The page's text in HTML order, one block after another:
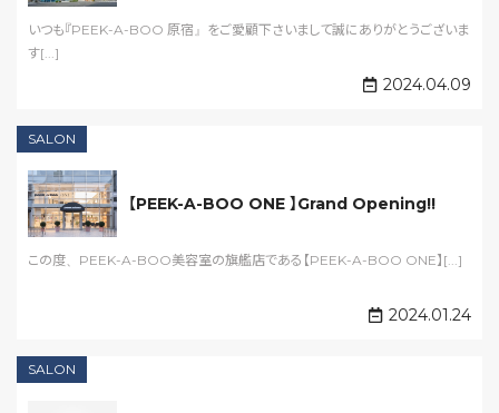
いつも『PEEK-A-BOO 原宿』をご愛顧下さいまして誠にありがとうございま
す[...]
2024.04.09
SALON
【PEEK-A-BOO ONE 】Grand Opening!!
この度、PEEK-A-BOO美容室の旗艦店である【PEEK-A-BOO ONE】[...]
2024.01.24
SALON